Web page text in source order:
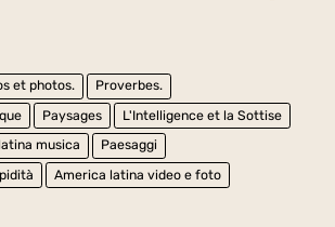
et photos.
Proverbes.
Paysages
L'Intelligence et la Sottise
musica
Paesaggi
America latina video e foto